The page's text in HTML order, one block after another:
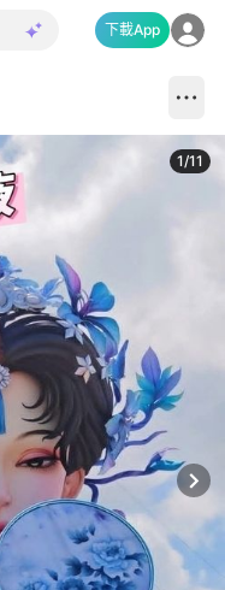
下載App
1/11